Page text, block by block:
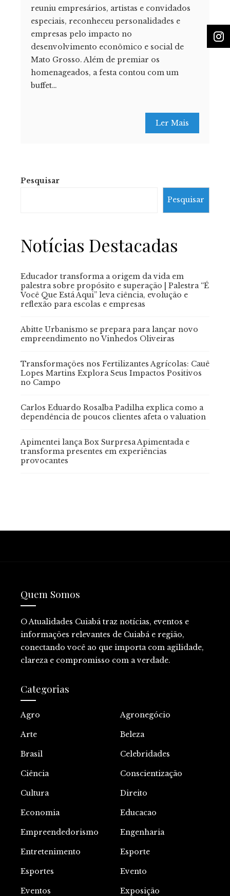
reuniu empresários, artistas e convidados
especiais, reconheceu personalidades e
empresas pelo impacto no
desenvolvimento econômico e social de
Mato Grosso. Além de premiar os
homenageados, a festa contou com um
buffet…
Ler Mais
Pesquisar
Pesquisar
Notícias Destacadas
Educador transforma a origem da vida em
palestra sobre propósito e superação | Palestra “É
Você Que Está Aqui” leva ciência, evolução e
reflexão para escolas e empresas
Abitte Urbanismo se prepara para lançar novo
empreendimento no Vinhedos Oliveiras
Transformações nos Fertilizantes Agrícolas: Cauê
Lopes Martins Explora Seus Impactos Positivos
no Campo
Carlos Eduardo Rosalba Padilha explica como a
dependência de poucos clientes afeta o valuation
Apimentei lança Box Surpresa Apimentada e
transforma presentes em experiências
provocantes
Quem Somos
O Atualidades Cuiabá traz notícias, eventos e
informações relevantes de Cuiabá e região,
conectando você ao que importa com agilidade,
clareza e compromisso com a verdade.
Categorias
Agro Agronegócio
Arte Beleza
Brasil Celebridades
Ciência Conscientização
Cultura Direito
Economia Educacao
Empreendedorismo Engenharia
Entretenimento Esporte
Esportes Evento
Eventos Exposição